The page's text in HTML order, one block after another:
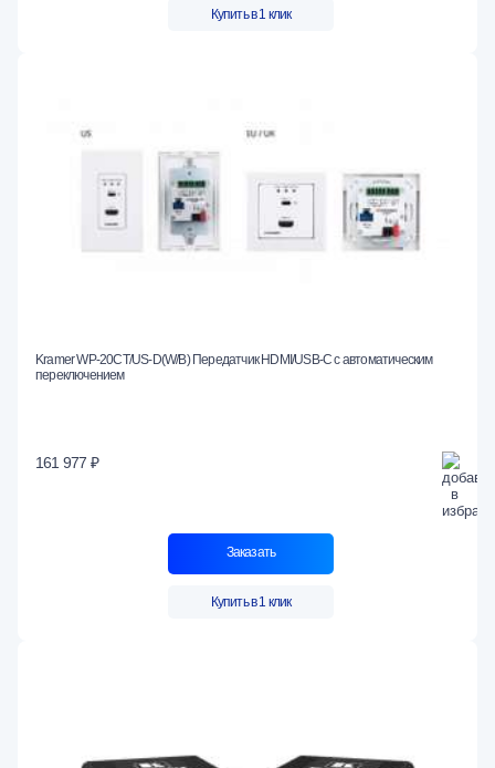
Купить в 1 клик
Kramer WP-20CT/US-D(W/B) Передатчик HDMI/USB-C с автоматическим
переключением
161 977 ₽
Заказать
Купить в 1 клик